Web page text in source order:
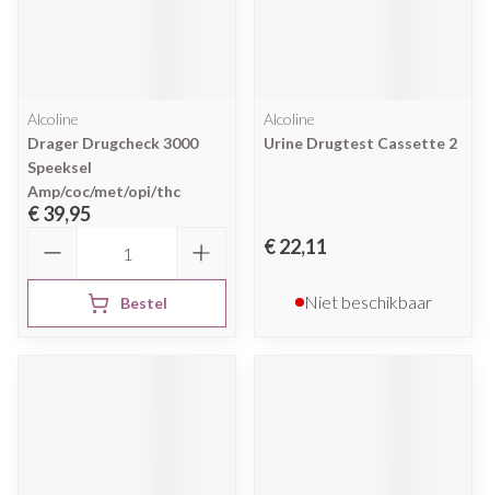
Alcoline
Drager Drugcheck 3000
Speeksel
Amp/coc/met/opi/thc
€ 39,95
Bestel
Alcoline
Urine Drugtest Cassette 2
€ 22,11
Niet beschikbaar